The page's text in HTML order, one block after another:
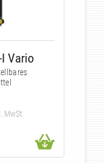
Vario
MwSt